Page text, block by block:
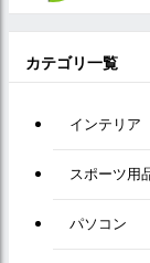
カテゴリ一覧
インテリア
スポーツ用
パソコン